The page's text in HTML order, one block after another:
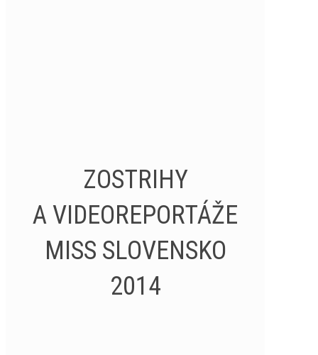
ZOSTRIHY
A VIDEOREPORTÁŽE
MISS SLOVENSKO
2014